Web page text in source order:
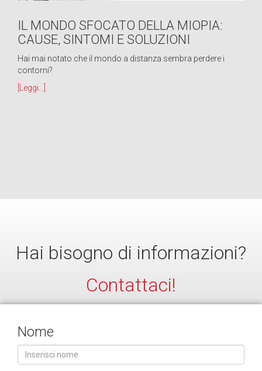
IL MONDO SFOCATO DELLA MIOPIA:
CAUSE, SINTOMI E SOLUZIONI
Hai mai notato che il mondo a distanza sembra perdere i
contorni?
[Leggi...]
Hai bisogno di informazioni?
Contattaci!
Nome